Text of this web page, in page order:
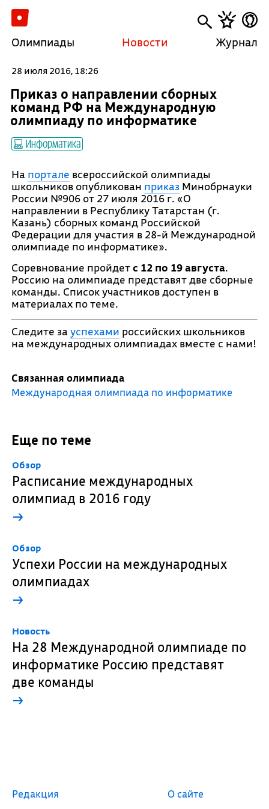
Олимпиады Новости Журнал
28 июля 2016, 18:26
Приказ о направлении сборных
команд РФ на Международную
олимпиаду по информатике
Информатика
На портале всероссийской олимпиады
школьников опубликован приказМинобрнауки
России №906 от 27 июля 2016 г. «О
направлении в Республику Татарстан (г.
Казань) сборных команд Российской
Федерации для участия в 28-й Международной
олимпиаде по информатике».
Соревнование пройдетс 12 по 19 августа.
Россию на олимпиаде представят две сборные
команды. Список участников доступен в
материалах по теме.
Следите за успехами российских школьников
на международных олимпиадах вместе с нами!
Связанная олимпиада
Международная олимпиада по информатике
Еще по теме
Обзор
Расписание международных
олимпиад в 2016 году
→
Обзор
Успехи России на международных
олимпиадах
→
Новость
На 28 Международной олимпиаде по
информатике Россию представят
две команды
→
Редакция
О сайте